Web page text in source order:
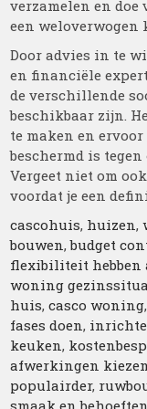
verzamelen en doe
een weloverwogen
Door advies in te
en financiële
de verschillende
beschikbaar zijn.
te maken en
beschermd is
Vergeet niet om
voordat je een
cascohuis, huizen,
bouwen,budget
flexibiliteit hebben
woning
huis,casco woning
fases doen,
keuken,
afwerkingen
populairder,
smaak en behoeften